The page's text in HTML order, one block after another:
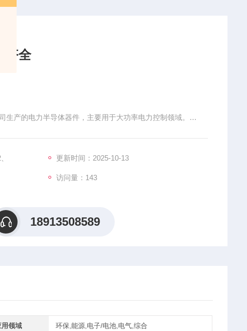
齐全
生产的电力半导体器件，主要用于大功率电力控制领域。
更新时间：2025-10-13
访问量：143
18913508589
用领域 环保,能源,电子/电池,电气,综合